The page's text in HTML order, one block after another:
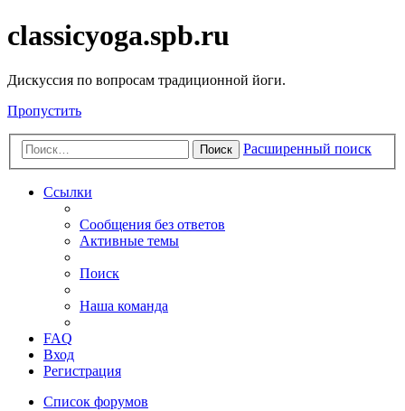
classicyoga.spb.ru
Дискуссия по вопросам традиционной йоги.
Пропустить
Поиск Расширенный поиск
Ссылки
Сообщения без ответов
Активные темы
Поиск
Наша команда
FAQ
Вход
Регистрация
Список форумов